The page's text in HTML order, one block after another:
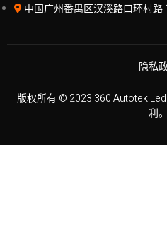
中国广州番禺区汉溪路口环村路
隐私
版权所有 © 2023 360 Autotek
利。